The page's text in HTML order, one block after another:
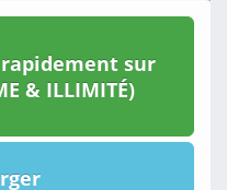
sur
& ILLIMITÉ)